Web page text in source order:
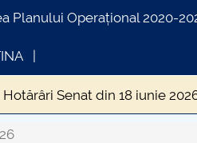
Planului Operațional 2020-
Hotărâri Senat din 18 iunie
Hotărâri Senat din 23 aprilie